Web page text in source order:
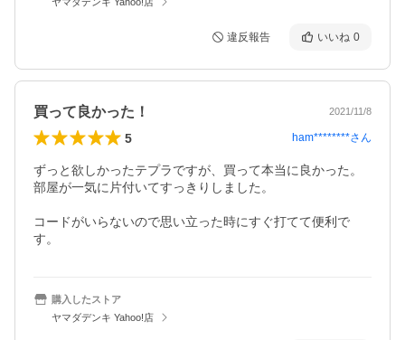
違反報告 いいね 0
買って良かった！ 2021/11/8
5 ham********さん
ずっと欲しかったテプラですが、買って本当に良かった。
部屋が一気に片付いてすっきりしました。
コードがいらないので思い立った時にすぐ打てて便利で
す。
購入したストア
ヤマダデンキ Yahoo!店